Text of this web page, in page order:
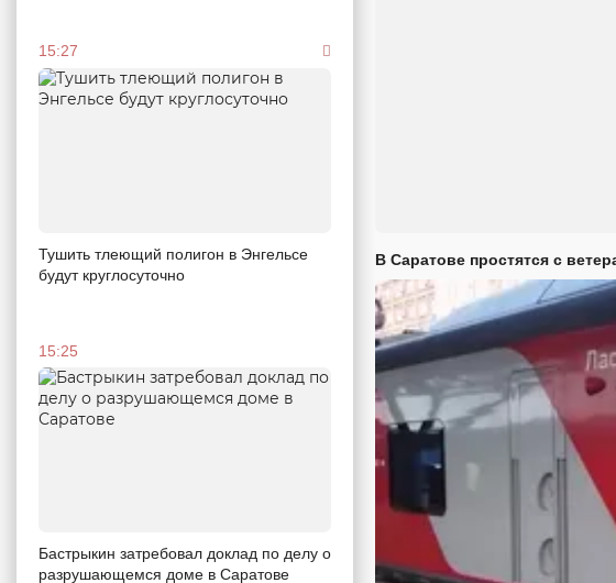
15:27
Тушить тлеющий полигон в Энгельсе
будут круглосуточно
15:25
Бастрыкин затребовал доклад по делу о
разрушающемся доме в Саратове
В Саратове простятся с